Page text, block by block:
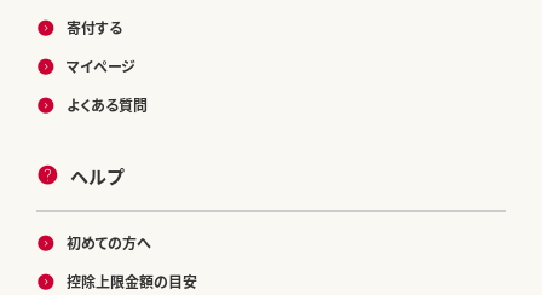
寄付する
マイページ
よくある質問
ヘルプ
初めての方へ
控除上限金額の目安